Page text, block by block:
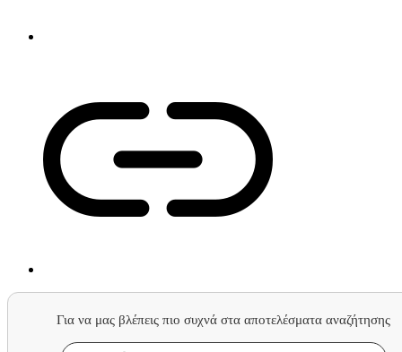
Για να μας βλέπεις πιο συχνά στα αποτελέσματα αναζήτησης